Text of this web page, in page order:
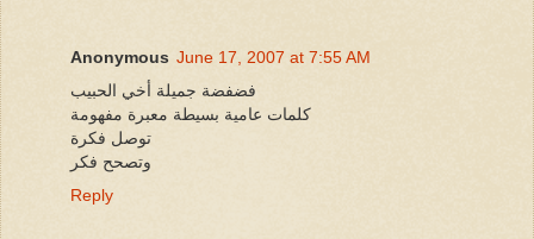
Anonymous June 17, 2007 at 7:55 AM
فضفضة جميلة أخي الحبيب
كلمات عامية بسيطة معبرة مفهومة
توصل فكرة
وتصحح فكر
Reply